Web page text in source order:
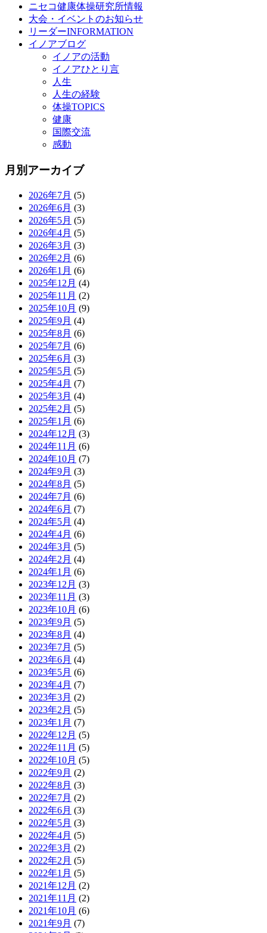
ニセコ健康体操研究所情報
大会・イベントのお知らせ
リーダーINFORMATION
イノアブログ
イノアの活動
イノアひとり言
人生
人生の経験
体操TOPICS
健康
国際交流
感動
月別アーカイブ
2026年7月 (5)
2026年6月 (3)
2026年5月 (5)
2026年4月 (5)
2026年3月 (3)
2026年2月 (6)
2026年1月 (6)
2025年12月 (4)
2025年11月 (2)
2025年10月 (9)
2025年9月 (4)
2025年8月 (6)
2025年7月 (6)
2025年6月 (3)
2025年5月 (5)
2025年4月 (7)
2025年3月 (4)
2025年2月 (5)
2025年1月 (6)
2024年12月 (3)
2024年11月 (6)
2024年10月 (7)
2024年9月 (3)
2024年8月 (5)
2024年7月 (6)
2024年6月 (7)
2024年5月 (4)
2024年4月 (6)
2024年3月 (5)
2024年2月 (4)
2024年1月 (6)
2023年12月 (3)
2023年11月 (3)
2023年10月 (6)
2023年9月 (5)
2023年8月 (4)
2023年7月 (5)
2023年6月 (4)
2023年5月 (6)
2023年4月 (7)
2023年3月 (2)
2023年2月 (5)
2023年1月 (7)
2022年12月 (5)
2022年11月 (5)
2022年10月 (5)
2022年9月 (2)
2022年8月 (3)
2022年7月 (2)
2022年6月 (3)
2022年5月 (3)
2022年4月 (5)
2022年3月 (2)
2022年2月 (5)
2022年1月 (5)
2021年12月 (2)
2021年11月 (2)
2021年10月 (6)
2021年9月 (7)